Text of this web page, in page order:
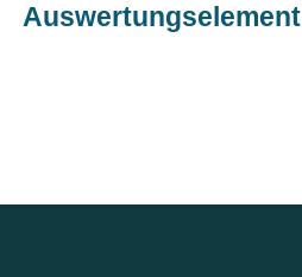
Auswertungselement